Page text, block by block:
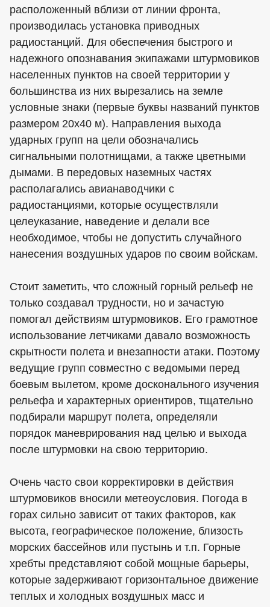
расположенный вблизи от линии фронта,
производилась установка приводных
радиостанций. Для обеспечения быстрого и
надежного опознавания экипажами штурмовиков
населенных пунктов на своей территории у
большинства из них вырезались на земле
условные знаки (первые буквы названий пунктов
размером 20x40 м). Направления выхода
ударных групп на цели обозначались
сигнальными полотнищами, а также цветными
дымами. В передовых наземных частях
располагались авианаводчики с
радиостанциями, которые осуществляли
целеуказание, наведение и делали все
необходимое, чтобы не допустить случайного
нанесения воздушных ударов по своим войскам.
Стоит заметить, что сложный горный рельеф не
только создавал трудности, но и зачастую
помогал действиям штурмовиков. Его грамотное
использование летчиками давало возможность
скрытности полета и внезапности атаки. Поэтому
ведущие групп совместно с ведомыми перед
боевым вылетом, кроме досконального изучения
рельефа и характерных ориентиров, тщательно
подбирали маршрут полета, определяли
порядок маневрирования над целью и выхода
после штурмовки на свою территорию.
Очень часто свои корректировки в действия
штурмовиков вносили метеоусловия. Погода в
горах сильно зависит от таких факторов, как
высота, географическое положение, близость
морских бассейнов или пустынь и т.п. Горные
хребты представляют собой мощные барьеры,
которые задерживают горизонтальное движение
теплых и холодных воздушных масс и